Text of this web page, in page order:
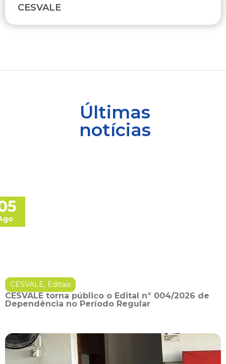
CESVALE
Últimas
notícias
CESVALE, Editais
CESVALE torna público o Edital nº 004/2026 de
Dependência no Período Regular